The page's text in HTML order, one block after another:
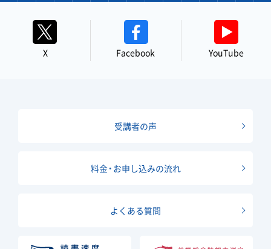
X Facebook YouTube
受講者の声
料金・お申し込みの流れ
よくある質問